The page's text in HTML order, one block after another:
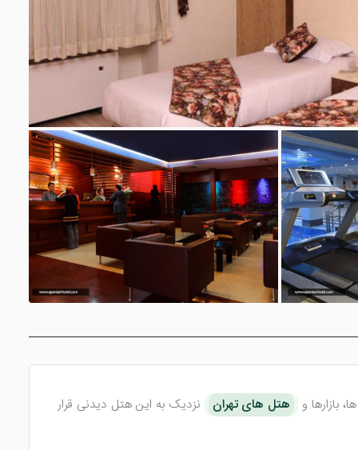
بازارها و هتل های تهران
نزدیک به این هتل دیدنی قرار